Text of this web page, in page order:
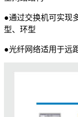
●通过交换机可实现
型、环型
●光纤网络适用于远